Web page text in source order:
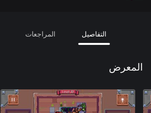
التفاصيل المراجعات
المعرض